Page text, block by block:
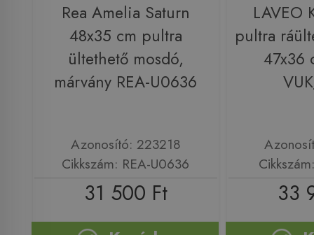
Rea Amelia Saturn
48x35 cm pultra
ültethető mosdó,
márvány REA-U0636
Azonosító: 223218
Cikkszám: REA-U0636
31 500 Ft
LAVEO
pultra
47x36
33